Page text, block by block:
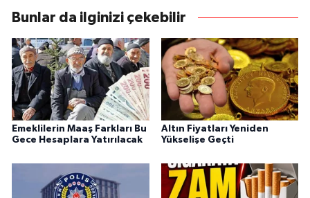
Bunlar da ilginizi çekebilir
Emeklilerin Maaş Farkları Bu
Gece Hesaplara Yatırılacak
Altın Fiyatları Yeniden
Yükselişe Geçti